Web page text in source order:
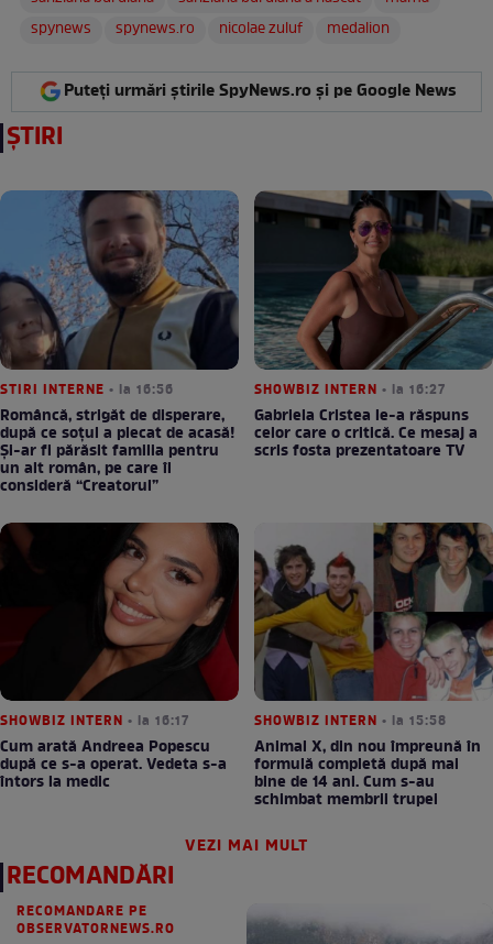
spynews
spynews.ro nicolae zuluf medalion
Puteți urmări știrile SpyNews.ro și pe Google News
ȘTIRI
STIRI INTERNE • la 16:56
Româncă, strigăt de disperare,
după ce soțul a plecat de acasă!
Și-ar fi părăsit familia pentru
un alt român, pe care îl
consideră “Creatorul”
SHOWBIZ INTERN • la 16:27
Gabriela Cristea le-a răspuns
celor care o critică. Ce mesaj a
scris fosta prezentatoare TV
SHOWBIZ INTERN • la 16:17
Cum arată Andreea Popescu
după ce s-a operat. Vedeta s-a
întors la medic
SHOWBIZ INTERN • la 15:58
Animal X, din nou împreună în
formulă completă după mai
bine de 14 ani. Cum s-au
schimbat membrii trupei
VEZI MAI MULT
RECOMANDĂRI
RECOMANDARE PE
OBSERVATORNEWS.RO